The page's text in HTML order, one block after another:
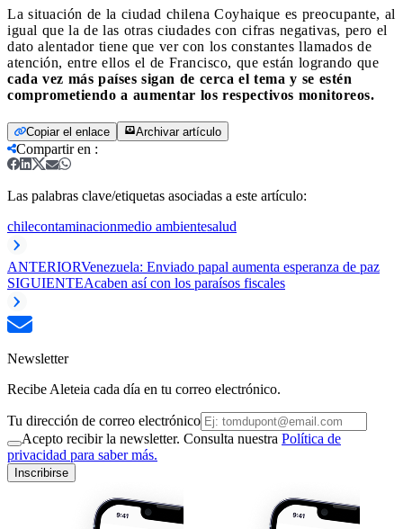
La situación de la ciudad chilena Coyhaique es preocupante, al
igual que la de las otras ciudades con cifras negativas, pero el
dato alentador tiene que ver con los constantes llamados de
atención, entre ellos el de Francisco, que están logrando que
cada vez más países sigan de cerca el tema y se estén
comprometiendo a aumentar los respectivos monitoreos.
Copiar el enlace Archivar artículo
Compartir en :
Las palabras clave/etiquetas asociadas a este artículo:
chilecontaminacionmedio ambientesalud
ANTERIORVenezuela: Enviado papal aumenta esperanza de paz
SIGUIENTEAcaben así con los paraísos fiscales
Newsletter
Recibe Aleteia cada día en tu correo electrónico.
Tu dirección de correo electrónico
Acepto recibir la newsletter. Consulta nuestra Política de
privacidad para saber más.
Inscribirse